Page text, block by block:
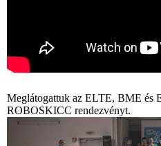
Meglátogattuk az ELTE, BME és
ROBOSKICC rendezvényt.